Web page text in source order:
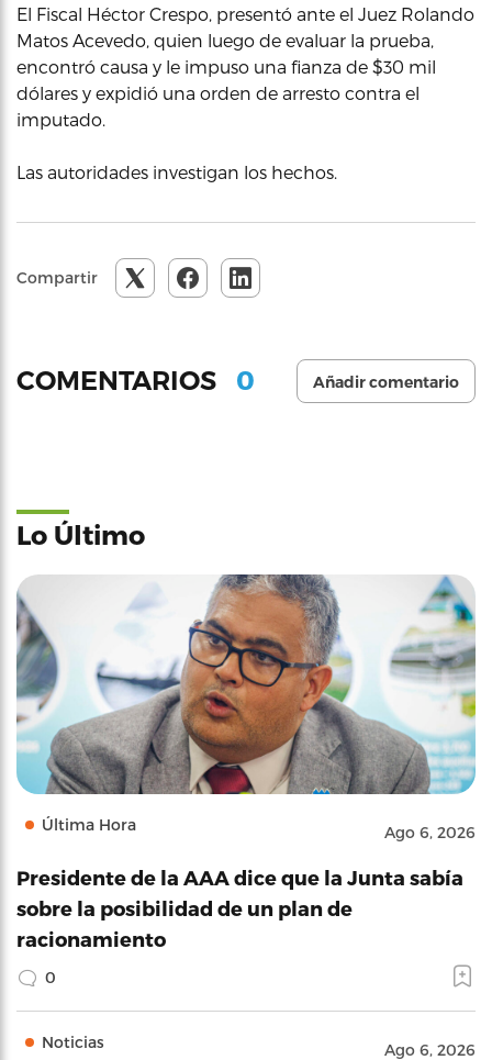
El Fiscal Héctor Crespo, presentó ante el Juez Rolando
Matos Acevedo, quien luego de evaluar la prueba,
encontró causa y le impuso una fianza de $30 mil
dólares y expidió una orden de arresto contra el
imputado.
Las autoridades investigan los hechos.
Compartir
COMENTARIOS 0 Añadir comentario
Lo Último
Última Hora Ago 6, 2026
Presidente de la AAA dice que la Junta sabía
sobre la posibilidad de un plan de
racionamiento
0
Noticias Ago 6, 2026